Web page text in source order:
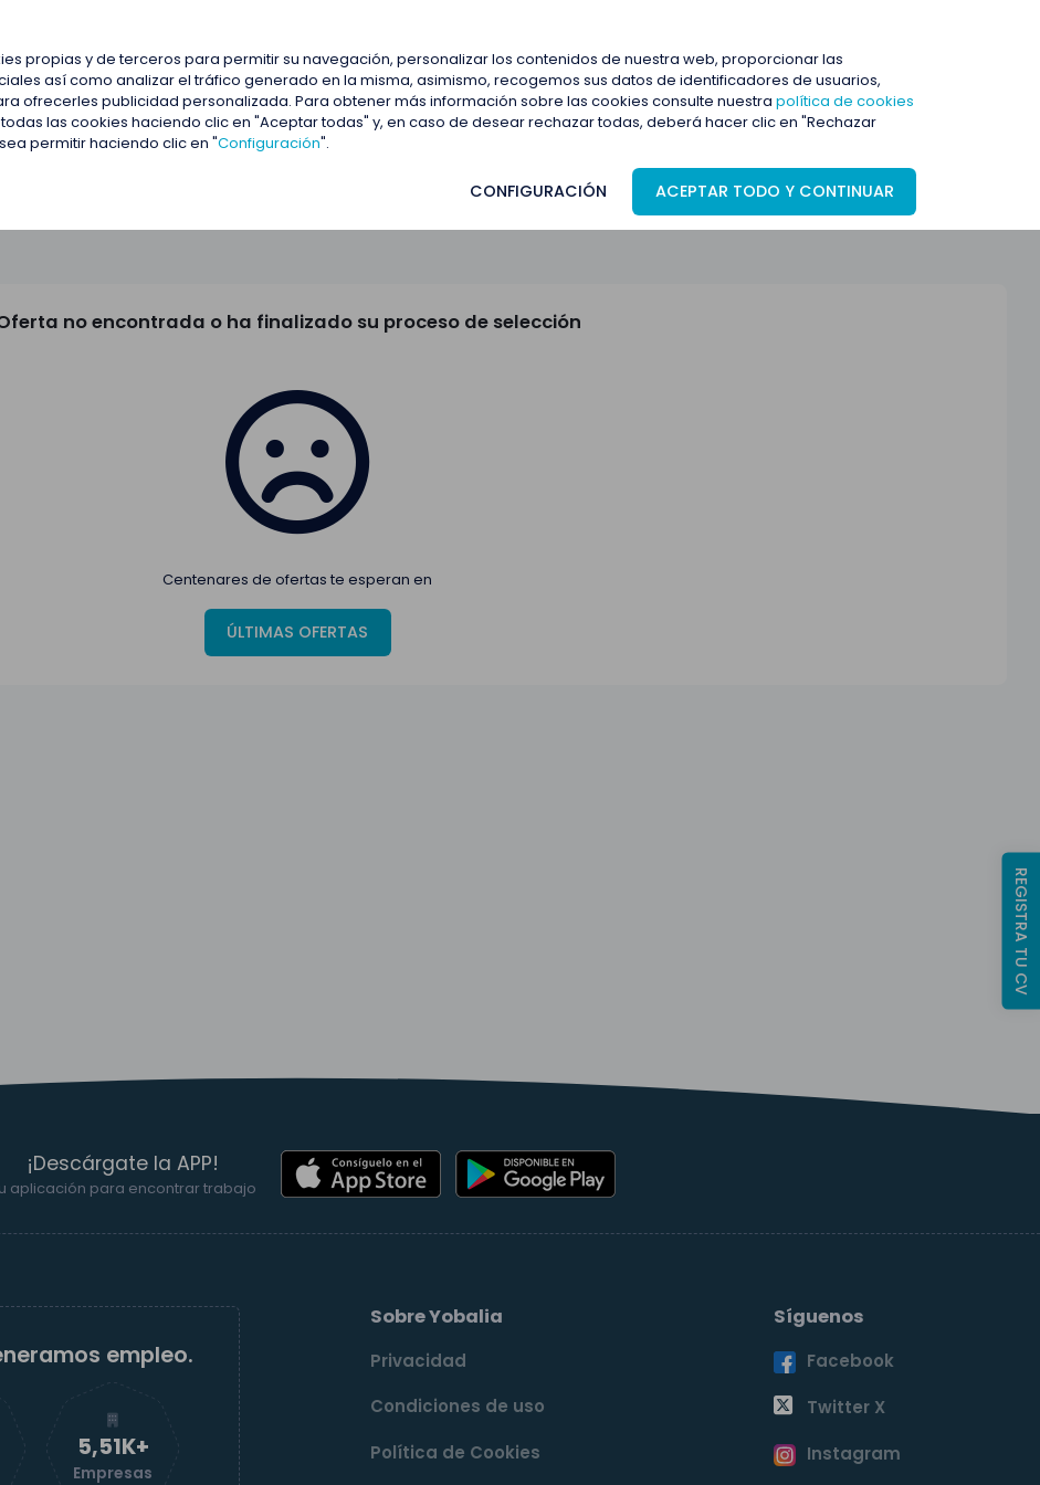
propias y de terceros para permitir su navegación, personalizar los contenidos de nuestra web, proporcionar las
así como analizar el tráfico generado en la misma, asimismo, recogemos sus datos de identificadores de usuarios,
ofrecerles publicidad personalizada. Para obtener más información sobre las cookies consulte nuestra política de cookies
las cookies haciendo clic en "Aceptar todas" y, en caso de desear rechazar todas, deberá hacer clic en "Rechazar
permitir haciendo clic en "Configuración".
CONFIGURACIÓN ACEPTAR TODO Y CONTINUAR
no encontrada o ha finalizado su proceso de selección
Centenares de ofertas te esperan en
ÚLTIMAS OFERTAS
¡Descárgate la APP!
aplicación para encontrar trabajo
empleo.
5,52K+
Empresas
Sobre Yobalia
Privacidad
Condiciones de uso
Política de Cookies
Síguenos
Facebook
Twitter X
Instagram
REGISTRA TU CV